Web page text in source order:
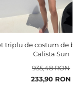
triplu de costum de
Calista Sun
Pret
233,90 RON
935,48 RON